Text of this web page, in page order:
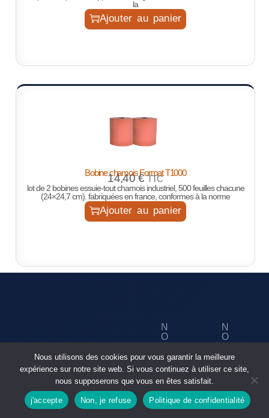
la
Ajouter au panier
Bobine chamois Format T1000
14,40€ TTC
lot de 2 bobines essuie-tout chamois industriel, 500 feuilles chacune
(24×24,7 cm). fabriquées en france, conformes à la norme
Ajouter au panier
Boutique rechercher
O
S
O
D
E
N
TI
É
S
A
N
O
S
C
O
N
TA
C
N
O
R
É
S
A
U
Nous utilisons des cookies pour vous garantir la meilleure
expérience sur notre site web. Si vous continuez à utiliser ce site,
nous supposerons que vous en êtes satisfait.
j'accepte Non, je refuse Politique de confidentialité